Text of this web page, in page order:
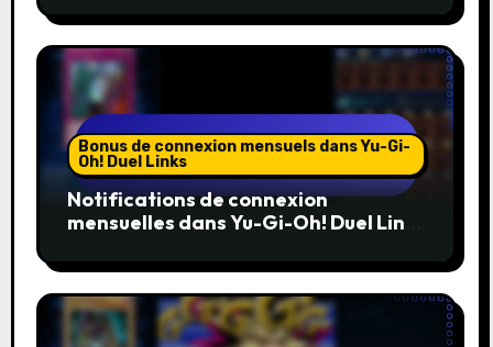
Bonus de connexion mensuels dans Yu-Gi-
Oh! Duel Links
Notifications de connexion
mensuelles dans Yu-Gi-Oh! Duel Links
événements, Alertes
communautaires